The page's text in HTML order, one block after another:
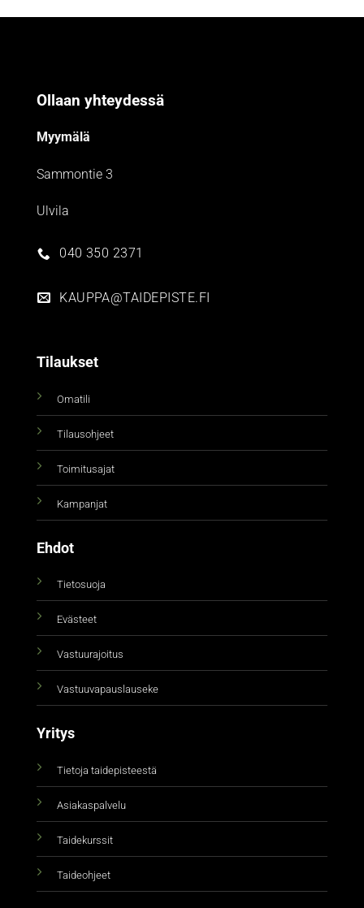
Ollaan yhteydessä
Myymälä
Sammontie 3
Ulvila
040 350 2371
KAUPPA@TAIDEPISTE.FI
Tilaukset
Omatili
Tilausohjeet
Toimitusajat
Kampanjat
Ehdot
Tietosuoja
Evästeet
Vastuurajoitus
Vastuuvapauslauseke
Yritys
Tietoja taidepisteestä
Asiakaspalvelu
Taidekurssit
Taideohjeet